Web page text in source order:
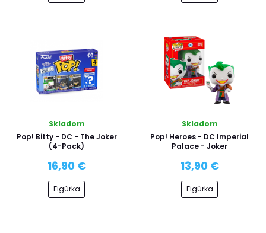
Skladom
Pop! Bitty - DC - The Joker
(4-Pack)
16,90 €
Figúrka
Skladom
Pop! Heroes - DC Imperial
Palace - Joker
13,90 €
Figúrka